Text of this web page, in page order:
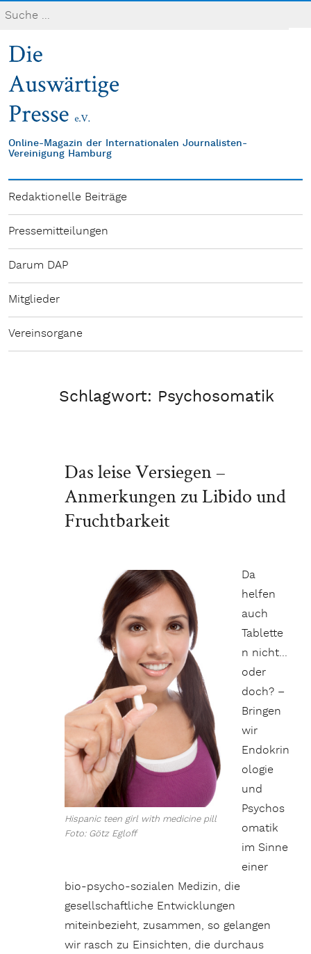
Online-Magazin der Internationalen Journalisten-
Vereinigung Hamburg
Redaktionelle Beiträge
Pressemitteilungen
Darum DAP
Mitglieder
Vereinsorgane
Schlagwort: Psychosomatik
Das leise Versiegen –
Anmerkungen zu Libido und
Fruchtbarkeit
Hispanic teen girl with medicine pill
Foto: Götz Egloff
Da
helfen
auch
Tablette
n nicht…
oder
doch? –
Bringen
wir
Endokrin
ologie
und
Psychos
omatik
im Sinne
einer
bio-psycho-sozialen Medizin, die
gesellschaftliche Entwicklungen
miteinbezieht, zusammen, so gelangen
wir rasch zu Einsichten, die durchaus